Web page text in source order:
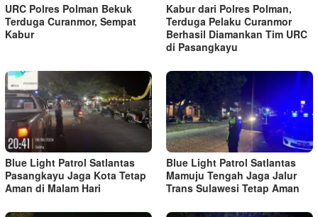
URC Polres Polman Bekuk
Terduga Curanmor, Sempat
Kabur
Kabur dari Polres Polman,
Terduga Pelaku Curanmor
Berhasil Diamankan Tim URC
di Pasangkayu
Blue Light Patrol Satlantas
Pasangkayu Jaga Kota Tetap
Aman di Malam Hari
Blue Light Patrol Satlantas
Mamuju Tengah Jaga Jalur
Trans Sulawesi Tetap Aman